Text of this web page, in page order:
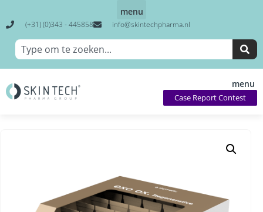
(+31) (0)343 - 445858 info@skintechpharma.nl
Case Report Contest